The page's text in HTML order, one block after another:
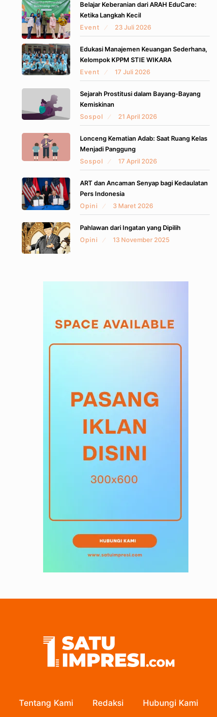
Belajar Keberanian dari ARAH EduCare:
Ketika Langkah Kecil
Event
23 Juli 2026
Edukasi Manajemen Keuangan Sederhana,
Kelompok KPPM STIE WIKARA
Event
17 Juli 2026
Sejarah Prostitusi dalam Bayang-Bayang
Kemiskinan
Sospol
21 April 2026
Lonceng Kematian Adab: Saat Ruang Kelas
Menjadi Panggung
Sospol
17 April 2026
ART dan Ancaman Senyap bagi Kedaulatan
Pers Indonesia
Opini
3 Maret 2026
Pahlawan dari Ingatan yang Dipilih
Opini
13 November 2025
Tentang Kami Redaksi Hubungi Kami